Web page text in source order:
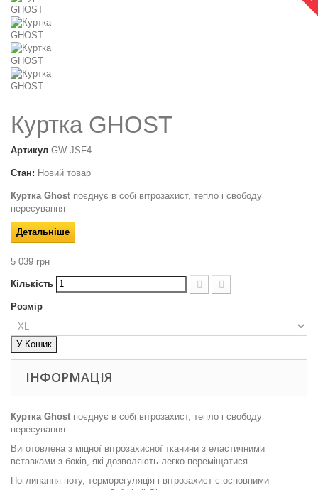
Куртка GHOST
Артикул GW-JSF4
Стан: Новий товар
Куртка Ghost поєднує в собі вітрозахист, тепло і свободу
пересування
Детальніше
5 039 грн
Кількість
Розмір
У Кошик
ІНФОРМАЦІЯ
Куртка Ghost поєднує в собі вітрозахист, тепло і свободу
пересування.
Виготовлена з міцної вітрозахисної тканини з еластичними
вставками з боків, які дозволяють легко переміщатися.
Поглинання поту, терморегуляція і вітрозахист є основними